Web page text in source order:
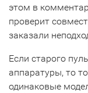
этом в
проверит
заказали
Если старого
аппаратуры, то
одинаковые